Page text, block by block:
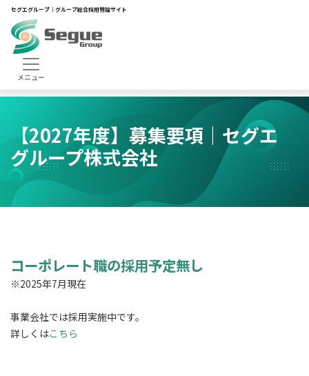
セグエグループ｜グループ総合採用特設サイト
HOME
FY27_セグエグループ株式会社 募集要項
【2027年度】募集要項｜セグエ
グループ株式会社
コーポレート職の採用予定無し
※2025年7月現在
事業会社では採用実施中です。
詳しくはこちら